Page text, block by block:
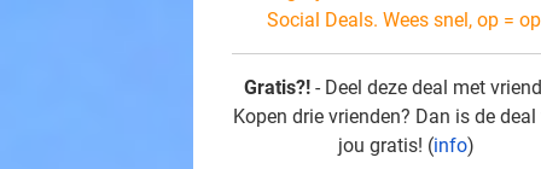
Social Deals. Wees snel, op =
Gratis?! - Deel deze deal met
Kopen drie vrienden? Dan is de
jou gratis! (info)